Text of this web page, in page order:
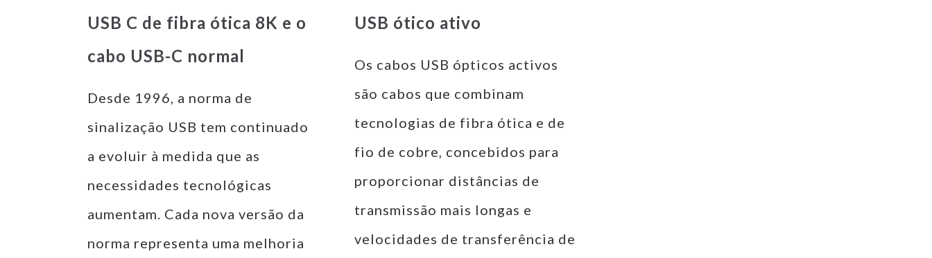
USB C de fibra ótica 8K e o
cabo USB-C normal
Desde 1996, a norma de
sinalização USB tem continuado
a evoluir à medida que as
necessidades tecnológicas
aumentam. Cada nova versão da
norma representa uma melhoria
USB ótico ativo
Os cabos USB ópticos activos
são cabos que combinam
tecnologias de fibra ótica e de
fio de cobre, concebidos para
proporcionar distâncias de
transmissão mais longas e
velocidades de transferência de